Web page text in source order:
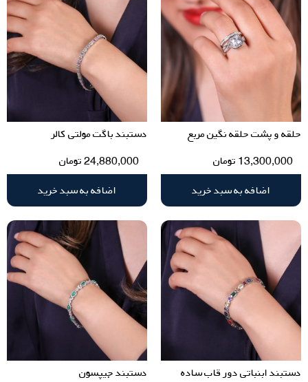
حلقه و پشت حلقه نگین مربع
13,300,000 تومان
اضافه به سبد خرید
دستبند باگت مولتی کالر
24,880,000تومان
اضافه به سبد خرید
دستبند ابنباتی دور قاب ساده
دستبند جیپسون